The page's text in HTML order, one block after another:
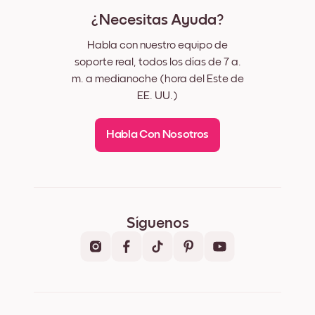
¿Necesitas Ayuda?
Habla con nuestro equipo de
soporte real, todos los días de 7 a.
m. a medianoche (hora del Este de
EE. UU.)
Habla Con Nosotros
Síguenos